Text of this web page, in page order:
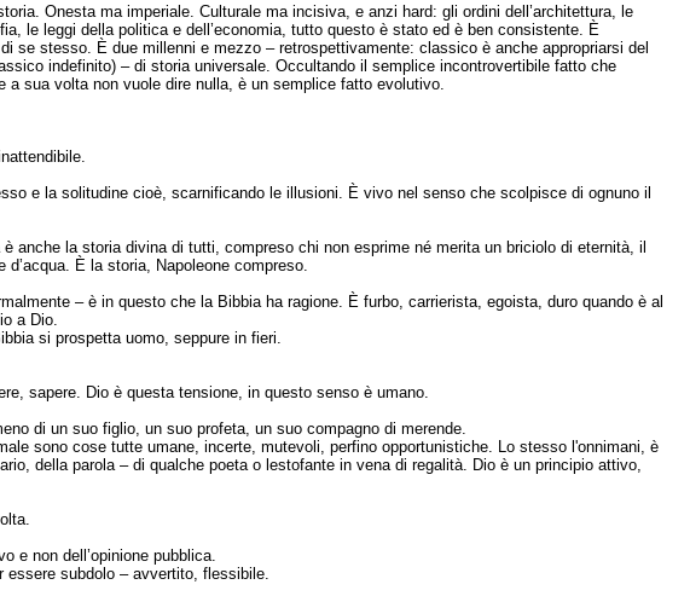
Onesta ma imperiale. Culturale ma incisiva, e anzi hard: gli ordini dell’architettura, le
le leggi della politica e dell’economia, tutto questo è stato ed è ben consistente. È
se stesso. È due millenni e mezzo – retrospettivamente: classico è anche appropriarsi del
indefinito) – di storia universale. Occultando il semplice incontrovertibile fatto che
a sua volta non vuole dire nulla, è un semplice fatto evolutivo.
e la solitudine cioè, scarnificando le illusioni. È vivo nel senso che scolpisce di ognuno il
anche la storia divina di tutti, compreso chi non esprime né merita un briciolo di eternità, il
È la storia, Napoleone compreso.
– è in questo che la Bibbia ha ragione. È furbo, carrierista, egoista, duro quando è al
a Dio.
si prospetta uomo, seppure in fieri.
sapere. Dio è questa tensione, in questo senso è umano.
di un suo figlio, un suo profeta, un suo compagno di merende.
sono cose tutte umane, incerte, mutevoli, perfino opportunistiche. Lo stesso l'onnimani, è
della parola – di qualche poeta o lestofante in vena di regalità. Dio è un principio attivo,
e non dell’opinione pubblica.
essere subdolo – avvertito, flessibile.